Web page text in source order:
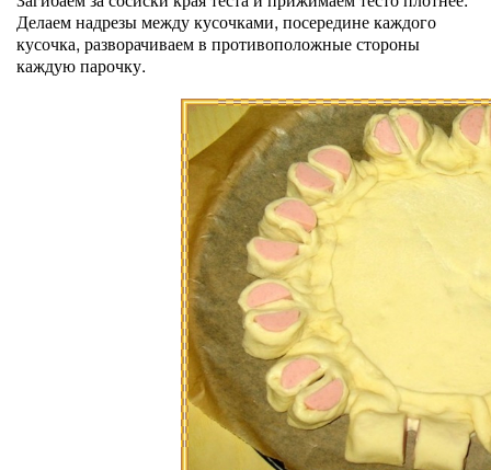
Делаем надрезы между кусочками, посередине каждого
кусочка, разворачиваем в противоположные стороны
каждую парочку.